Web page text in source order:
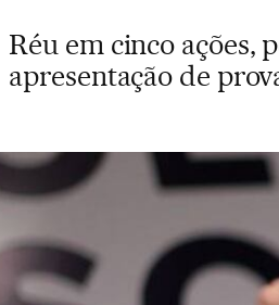
Réu em cinco ações,
apresentação de